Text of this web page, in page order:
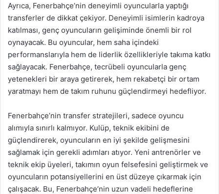
Ayrıca, Fenerbahçe’nin deneyimli oyuncularla yaptığı
transferler de dikkat çekiyor. Deneyimli isimlerin kadroya
katılması, genç oyuncuların gelişiminde önemli bir rol
oynayacak. Bu oyuncular, hem saha içindeki
performanslarıyla hem de liderlik özellikleriyle takıma katkı
sağlayacak. Fenerbahçe, tecrübeli oyuncularla genç
yetenekleri bir araya getirerek, hem rekabetçi bir ortam
yaratmayı hem de takım ruhunu güçlendirmeyi hedefliyor.
Fenerbahçe’nin transfer stratejileri, sadece oyuncu
alımıyla sınırlı kalmıyor. Kulüp, teknik ekibini de
güçlendirerek, oyuncuların en iyi şekilde gelişmesini
sağlamak için gerekli adımları atıyor. Yeni antrenörler ve
teknik ekip üyeleri, takımın oyun felsefesini geliştirmek ve
oyuncuların potansiyellerini en üst düzeye çıkarmak için
çalışacak. Bu, Fenerbahçe’nin uzun vadeli hedeflerine